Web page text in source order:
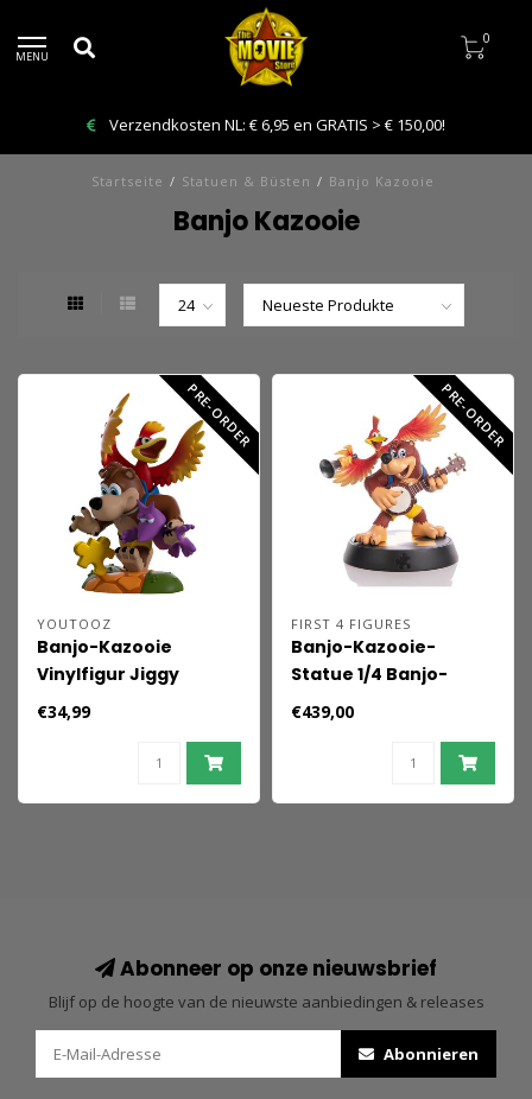
MENU
0
Verzendkosten NL: € 6,95 en GRATIS > € 150,00!
Startseite / Statuen & Büsten / Banjo Kazooie
Banjo Kazooie
PRE-ORDER
YOUTOOZ
Banjo-Kazooie
Vinylfigur Jiggy
Hunter Banjo &
€34,99
PRE-ORDER
FIRST 4 FIGURES
Banjo-Kazooie-
Statue 1/4 Banjo-
Kazooie-Duett 40 cm
€439,00
Abonneer op onze nieuwsbrief
Blijf op de hoogte van de nieuwste aanbiedingen & releases
Abonnieren